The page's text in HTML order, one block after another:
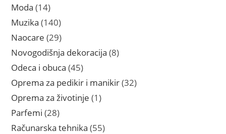
Moda 1414
proizvoda
Muzika 140140
proizvoda
Naocare 2929
proizvoda
Novogodišnja dekoracija 88
Odeca i obuca 4545
proizvoda
Oprema za pedikir i manikir 3232
Oprema za životinje 11
Parfemi 2828
proizvoda
Računarska tehnika 5555